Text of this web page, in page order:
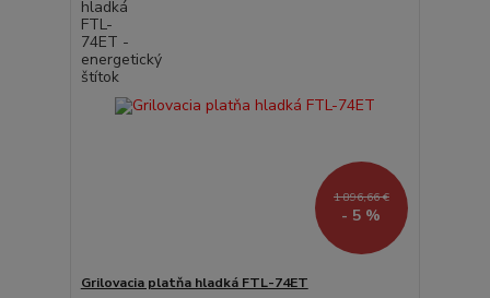
1 896,66 €
- 5 %
Grilovacia platňa hladká FTL-74ET